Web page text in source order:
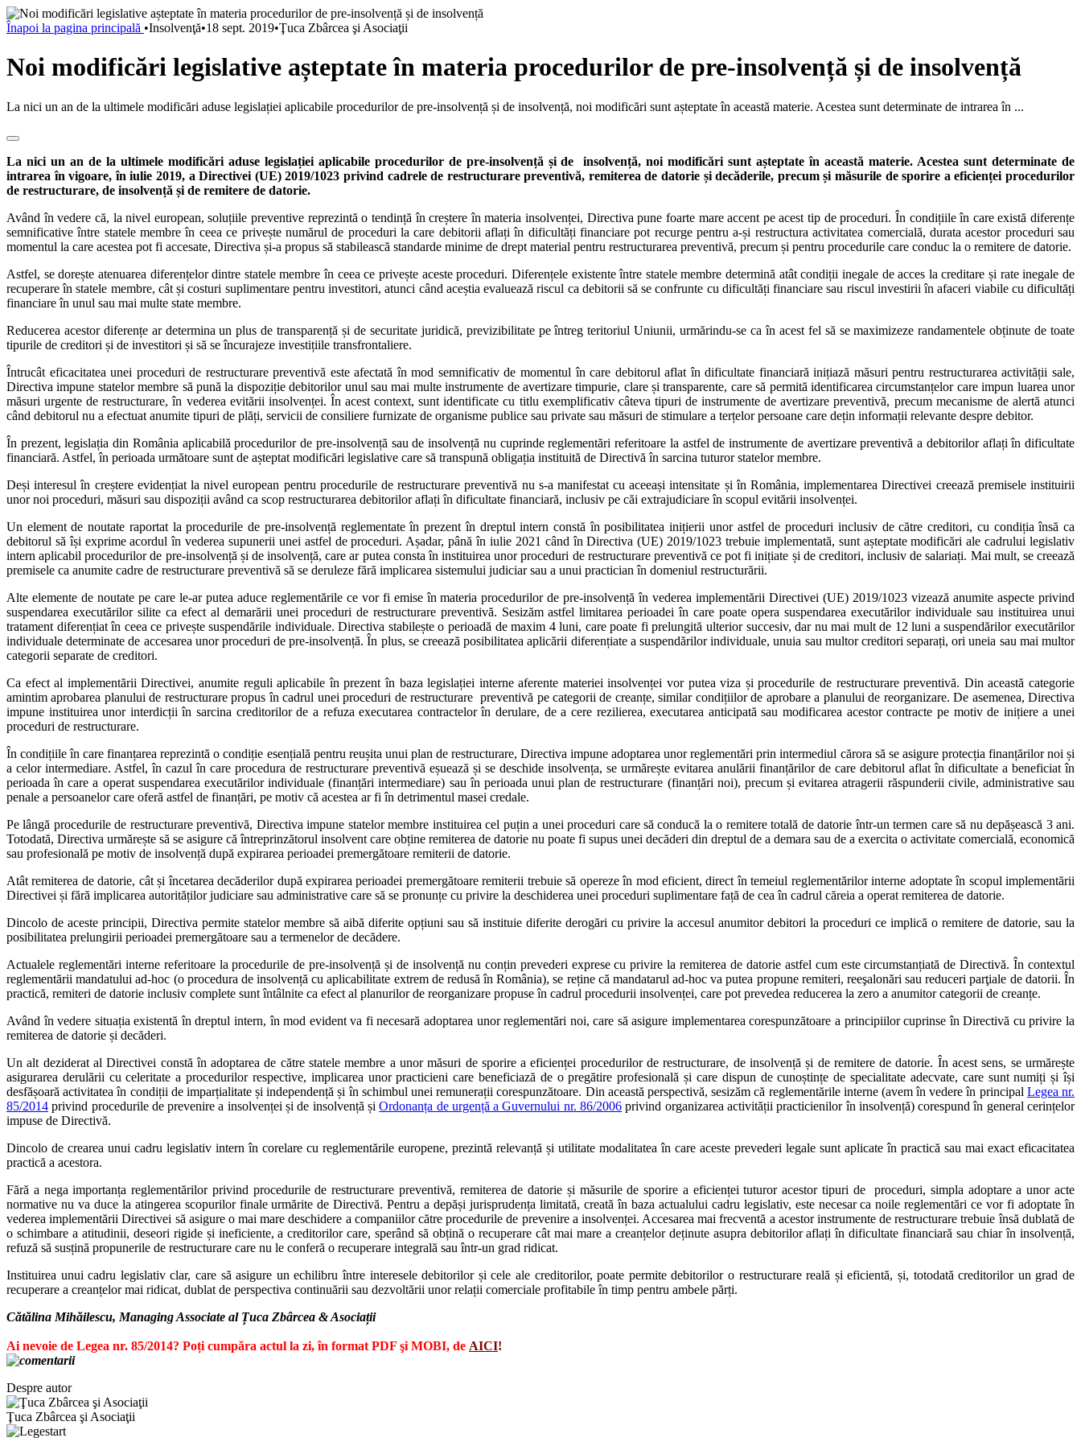
Înapoi la pagina principală •Insolvenţă•18 sept. 2019•Ţuca Zbârcea şi Asociaţii
Noi modificări legislative așteptate în materia procedurilor de pre-insolvență și de insolvență
La nici un an de la ultimele modificări aduse legislației aplicabile procedurilor de pre-insolvență și de insolvență, noi modificări sunt așteptate în această materie. Acestea sunt determinate de intrarea în ...
La nici un an de la ultimele modificări aduse legislației aplicabile procedurilor de pre-insolvență și de insolvență, noi modificări sunt așteptate în această materie. Acestea sunt determinate de
intrarea în vigoare, în iulie 2019, a Directivei (UE) 2019/1023 privind cadrele de restructurare preventivă, remiterea de datorie și decăderile, precum și măsurile de sporire a eficienței procedurilor
de restructurare, de insolvență și de remitere de datorie.
Având în vedere că, la nivel european, soluțiile preventive reprezintă o tendință în creștere în materia insolvenței, Directiva pune foarte mare accent pe acest tip de proceduri. În condițiile în care există diferențe
semnificative între statele membre în ceea ce privește numărul de proceduri la care debitorii aflați în dificultăți financiare pot recurge pentru a-și restructura activitatea comercială, durata acestor proceduri sau
momentul la care acestea pot fi accesate, Directiva și-a propus să stabilească standarde minime de drept material pentru restructurarea preventivă, precum și pentru procedurile care conduc la o remitere de datorie.
Astfel, se dorește atenuarea diferențelor dintre statele membre în ceea ce privește aceste proceduri. Diferențele existente între statele membre determină atât condiții inegale de acces la creditare și rate inegale de
recuperare în statele membre, cât și costuri suplimentare pentru investitori, atunci când aceștia evaluează riscul ca debitorii să se confrunte cu dificultăți financiare sau riscul investirii în afaceri viabile cu dificultăți
financiare în unul sau mai multe state membre.
Reducerea acestor diferențe ar determina un plus de transparență și de securitate juridică, previzibilitate pe întreg teritoriul Uniunii, urmărindu-se ca în acest fel să se maximizeze randamentele obținute de toate
tipurile de creditori și de investitori și să se încurajeze investițiile transfrontaliere.
Întrucât eficacitatea unei proceduri de restructurare preventivă este afectată în mod semnificativ de momentul în care debitorul aflat în dificultate financiară inițiază măsuri pentru restructurarea activității sale,
Directiva impune statelor membre să pună la dispoziție debitorilor unul sau mai multe instrumente de avertizare timpurie, clare și transparente, care să permită identificarea circumstanțelor care impun luarea unor
măsuri urgente de restructurare, în vederea evitării insolvenței. În acest context, sunt identificate cu titlu exemplificativ câteva tipuri de instrumente de avertizare preventivă, precum mecanisme de alertă atunci
când debitorul nu a efectuat anumite tipuri de plăți, servicii de consiliere furnizate de organisme publice sau private sau măsuri de stimulare a terțelor persoane care dețin informații relevante despre debitor.
În prezent, legislația din România aplicabilă procedurilor de pre-insolvență sau de insolvență nu cuprinde reglementări referitoare la astfel de instrumente de avertizare preventivă a debitorilor aflați în dificultate
financiară. Astfel, în perioada următoare sunt de așteptat modificări legislative care să transpună obligația instituită de Directivă în sarcina tuturor statelor membre.
Deși interesul în creștere evidențiat la nivel european pentru procedurile de restructurare preventivă nu s-a manifestat cu aceeași intensitate și în România, implementarea Directivei creează premisele instituirii
unor noi proceduri, măsuri sau dispoziții având ca scop restructurarea debitorilor aflați în dificultate financiară, inclusiv pe căi extrajudiciare în scopul evitării insolvenței.
Un element de noutate raportat la procedurile de pre-insolvență reglementate în prezent în dreptul intern constă în posibilitatea inițierii unor astfel de proceduri inclusiv de către creditori, cu condiția însă ca
debitorul să își exprime acordul în vederea supunerii unei astfel de proceduri. Așadar, până în iulie 2021 când în Directiva (UE) 2019/1023 trebuie implementată, sunt așteptate modificări ale cadrului legislativ
intern aplicabil procedurilor de pre-insolvență și de insolvență, care ar putea consta în instituirea unor proceduri de restructurare preventivă ce pot fi inițiate și de creditori, inclusiv de salariați. Mai mult, se creează
premisele ca anumite cadre de restructurare preventivă să se deruleze fără implicarea sistemului judiciar sau a unui practician în domeniul restructurării.
Alte elemente de noutate pe care le-ar putea aduce reglementările ce vor fi emise în materia procedurilor de pre-insolvență în vederea implementării Directivei (UE) 2019/1023 vizează anumite aspecte privind
suspendarea executărilor silite ca efect al demarării unei proceduri de restructurare preventivă. Sesizăm astfel limitarea perioadei în care poate opera suspendarea executărilor individuale sau instituirea unui
tratament diferențiat în ceea ce privește suspendările individuale. Directiva stabilește o perioadă de maxim 4 luni, care poate fi prelungită ulterior succesiv, dar nu mai mult de 12 luni a suspendărilor executărilor
individuale determinate de accesarea unor proceduri de pre-insolvență. În plus, se creează posibilitatea aplicării diferențiate a suspendărilor individuale, unuia sau multor creditori separați, ori uneia sau mai multor
categorii separate de creditori.
Ca efect al implementării Directivei, anumite reguli aplicabile în prezent în baza legislației interne aferente materiei insolvenței vor putea viza și procedurile de restructurare preventivă. Din această categorie
amintim aprobarea planului de restructurare propus în cadrul unei proceduri de restructurare preventivă pe categorii de creanțe, similar condițiilor de aprobare a planului de reorganizare. De asemenea, Directiva
impune instituirea unor interdicții în sarcina creditorilor de a refuza executarea contractelor în derulare, de a cere rezilierea, executarea anticipată sau modificarea acestor contracte pe motiv de inițiere a unei
proceduri de restructurare.
În condițiile în care finanțarea reprezintă o condiție esențială pentru reușita unui plan de restructurare, Directiva impune adoptarea unor reglementări prin intermediul cărora să se asigure protecția finanțărilor noi și
a celor intermediare. Astfel, în cazul în care procedura de restructurare preventivă eșuează și se deschide insolvența, se urmărește evitarea anulării finanțărilor de care debitorul aflat în dificultate a beneficiat în
perioada în care a operat suspendarea executărilor individuale (finanțări intermediare) sau în perioada unui plan de restructurare (finanțări noi), precum și evitarea atragerii răspunderii civile, administrative sau
penale a persoanelor care oferă astfel de finanțări, pe motiv că acestea ar fi în detrimentul masei credale.
Pe lângă procedurile de restructurare preventivă, Directiva impune statelor membre instituirea cel puțin a unei proceduri care să conducă la o remitere totală de datorie într-un termen care să nu depășească 3 ani.
Totodată, Directiva urmărește să se asigure că întreprinzătorul insolvent care obține remiterea de datorie nu poate fi supus unei decăderi din dreptul de a demara sau de a exercita o activitate comercială, economică
sau profesională pe motiv de insolvență după expirarea perioadei premergătoare remiterii de datorie.
Atât remiterea de datorie, cât și încetarea decăderilor după expirarea perioadei premergătoare remiterii trebuie să opereze în mod eficient, direct în temeiul reglementărilor interne adoptate în scopul implementării
Directivei și fără implicarea autorităților judiciare sau administrative care să se pronunțe cu privire la deschiderea unei proceduri suplimentare față de cea în cadrul căreia a operat remiterea de datorie.
Dincolo de aceste principii, Directiva permite statelor membre să aibă diferite opțiuni sau să instituie diferite derogări cu privire la accesul anumitor debitori la proceduri ce implică o remitere de datorie, sau la
posibilitatea prelungirii perioadei premergătoare sau a termenelor de decădere.
Actualele reglementări interne referitoare la procedurile de pre-insolvență și de insolvență nu conțin prevederi exprese cu privire la remiterea de datorie astfel cum este circumstanțiată de Directivă. În contextul
reglementării mandatului ad-hoc (o procedura de insolvență cu aplicabilitate extrem de redusă în România), se reține că mandatarul ad-hoc va putea propune remiteri, reeşalonări sau reduceri parţiale de datorii. În
practică, remiteri de datorie inclusiv complete sunt întâlnite ca efect al planurilor de reorganizare propuse în cadrul procedurii insolvenței, care pot prevedea reducerea la zero a anumitor categorii de creanțe.
Având în vedere situația existentă în dreptul intern, în mod evident va fi necesară adoptarea unor reglementări noi, care să asigure implementarea corespunzătoare a principiilor cuprinse în Directivă cu privire la
remiterea de datorie și decăderi.
Un alt deziderat al Directivei constă în adoptarea de către statele membre a unor măsuri de sporire a eficienței procedurilor de restructurare, de insolvență și de remitere de datorie. În acest sens, se urmărește
asigurarea derulării cu celeritate a procedurilor respective, implicarea unor practicieni care beneficiază de o pregătire profesională și care dispun de cunoștințe de specialitate adecvate, care sunt numiți și își
desfășoară activitatea în condiții de imparțialitate și independență și în schimbul unei remunerații corespunzătoare. Din această perspectivă, sesizăm că reglementările interne (avem în vedere în principal Legea nr.
85/2014 privind procedurile de prevenire a insolvenței și de insolvență șiOrdonanța de urgență a Guvernului nr. 86/2006 privind organizarea activității practicienilor în insolvență) corespund în general cerințelor
impuse de Directivă.
Dincolo de crearea unui cadru legislativ intern în corelare cu reglementările europene, prezintă relevanță și utilitate modalitatea în care aceste prevederi legale sunt aplicate în practică sau mai exact eficacitatea
practică a acestora.
Fără a nega importanța reglementărilor privind procedurile de restructurare preventivă, remiterea de datorie și măsurile de sporire a eficienței tuturor acestor tipuri de proceduri, simpla adoptare a unor acte
normative nu va duce la atingerea scopurilor finale urmărite de Directivă. Pentru a depăși jurisprudența limitată, creată în baza actualului cadru legislativ, este necesar ca noile reglementări ce vor fi adoptate în
vederea implementării Directivei să asigure o mai mare deschidere a companiilor către procedurile de prevenire a insolvenței. Accesarea mai frecventă a acestor instrumente de restructurare trebuie însă dublată de
o schimbare a atitudinii, deseori rigide și ineficiente, a creditorilor care, sperând să obțină o recuperare cât mai mare a creanțelor deținute asupra debitorilor aflați în dificultate financiară sau chiar în insolvență,
refuză să susțină propunerile de restructurare care nu le conferă o recuperare integrală sau într-un grad ridicat.
Instituirea unui cadru legislativ clar, care să asigure un echilibru între interesele debitorilor și cele ale creditorilor, poate permite debitorilor o restructurare reală și eficientă, și, totodată creditorilor un grad de
recuperare a creanțelor mai ridicat, dublat de perspectiva continuării sau dezvoltării unor relații comerciale profitabile în timp pentru ambele părți.
Cătălina Mihăilescu, Managing Associate al Țuca Zbârcea & Asociații
Ai nevoie de Legea nr. 85/2014? Poți cumpăra actul la zi, în format PDF şi MOBI, de AICI!
Despre autor
Ţuca Zbârcea şi Asociaţii